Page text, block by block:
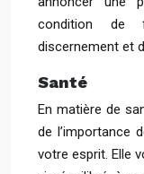
condition de
discernement et
Santé
En matière de
de l’importance
votre esprit. Elle